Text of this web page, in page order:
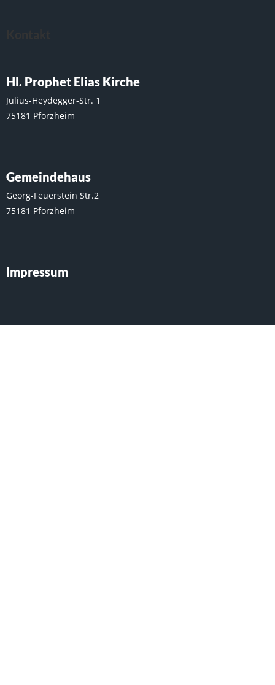
Hl. Prophet Elias Kirche
Julius-Heydegger-Str. 1
75181 Pforzheim
Gemeindehaus
Georg-Feuerstein Str.2
75181 Pforzheim
Impressum